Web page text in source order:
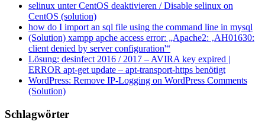
selinux unter CentOS deaktivieren / Disable selinux on
CentOS (solution)
how do I import an sql file using the command line in mysql
(Solution) xampp apche access error: „Apache2: ‚AH01630:
client denied by server configuration'“
Lösung: desinfect 2016 / 2017 – AVIRA key expired |
ERROR apt-get update – apt-transport-https benötigt
WordPress: Remove IP-Logging on WordPress Comments
(Solution)
Schlagwörter